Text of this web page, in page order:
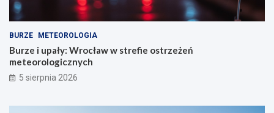
BURZE METEOROLOGIA
Burze i upały: Wrocław w strefie ostrzeżeń
meteorologicznych
5 sierpnia 2026